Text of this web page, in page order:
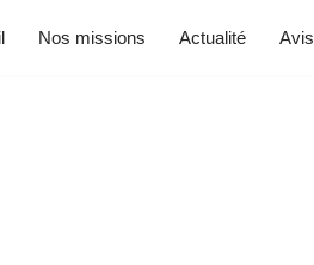
Nos missions Actualité Avis